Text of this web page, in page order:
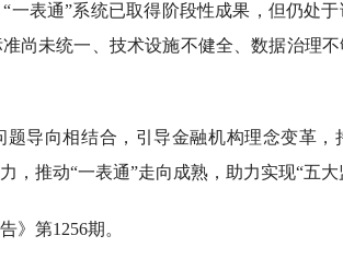
一表通”系统已取得阶段性成果，但仍处
尚未统一、技术设施不健全、数据治理
导向相结合，引导金融机构理念变革，
，推动“一表通”走向成熟，助力实现“五大
》第1256期。